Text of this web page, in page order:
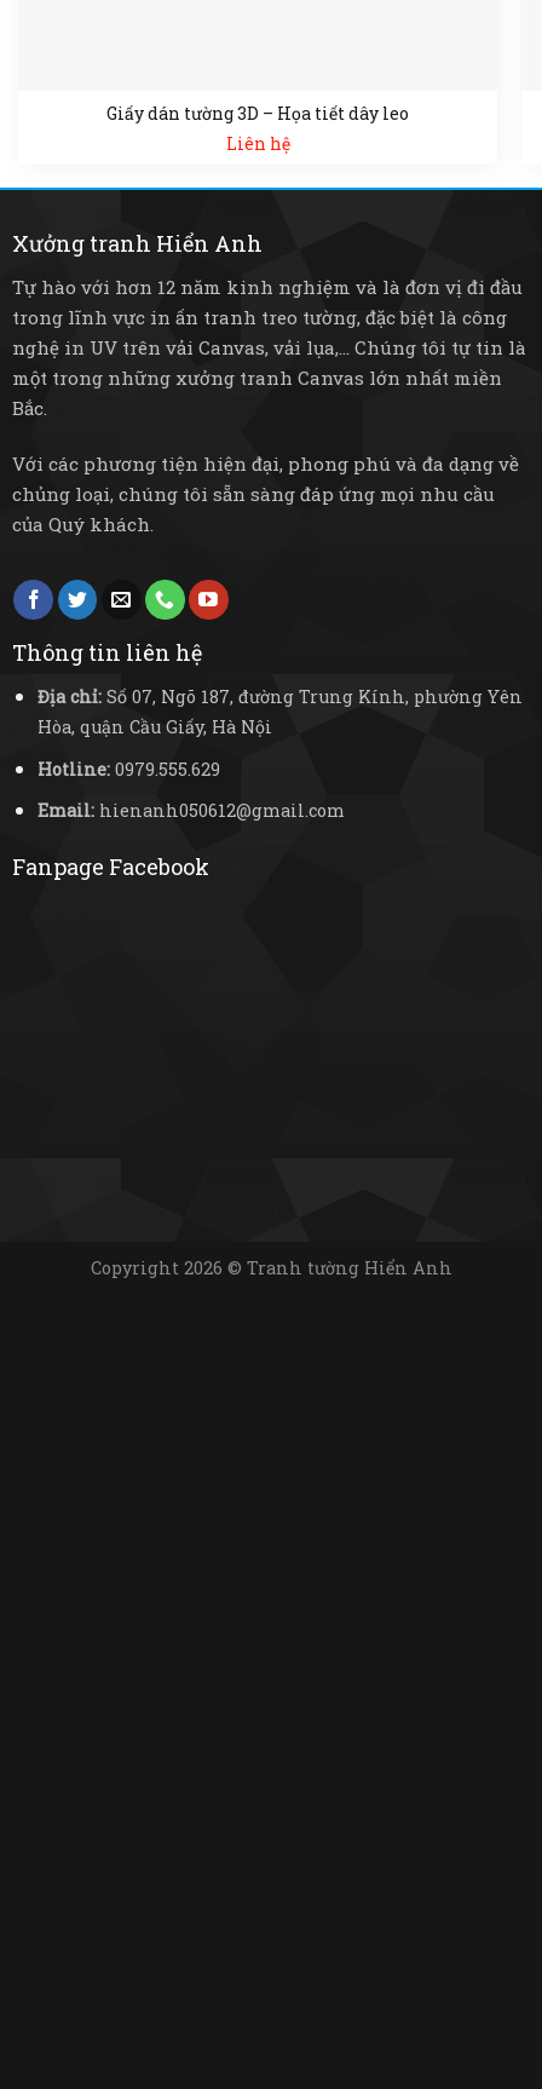
Giấy dán tường 3D – Họa tiết dây leo
Liên hệ
Xưởng tranh Hiển Anh
Tự hào với hơn 12 năm kinh nghiệm và là đơn vị đi đầu
trong lĩnh vực in ấn tranh treo tường, đặc biệt là công
nghệ in UV trên vải Canvas, vải lụa,... Chúng tôi tự tin là
một trong những xưởng tranh Canvas lớn nhất miền
Bắc.
Với các phương tiện hiện đại, phong phú và đa dạng về
chủng loại, chúng tôi sẵn sàng đáp ứng mọi nhu cầu
của Quý khách.
Thông tin liên hệ
Địa chỉ:Số 07, Ngõ 187, đường Trung Kính, phường Yên
Hòa, quận Cầu Giấy, Hà Nội
Hotline:0979.555.629
Email:hienanh050612@gmail.com
Fanpage Facebook
Copyright 2026 © Tranh tường Hiển Anh